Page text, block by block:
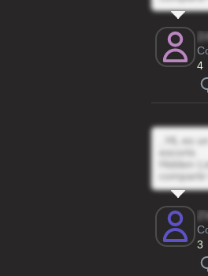
4
, HL es
escorts
Hidden
3